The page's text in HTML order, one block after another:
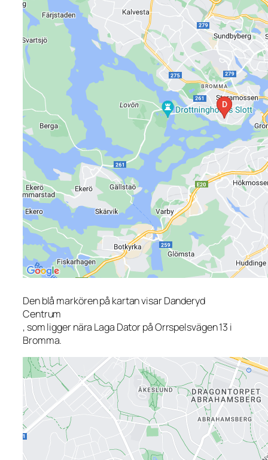
Den blå markören på kartan visar Danderyd
Centrum
, som ligger nära Laga Dator på Orrspelsvägen 13 i
Bromma.